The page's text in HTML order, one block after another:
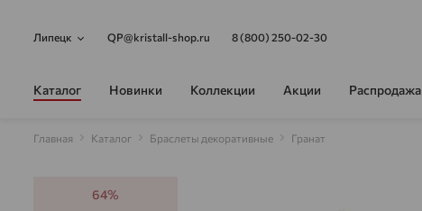
Липецк QP@kristall-shop.ru 8 (800) 250-02-30
Каталог Новинки Коллекции Акции Распродажа
Главная Каталог Браслеты декоративные Гранат
64%